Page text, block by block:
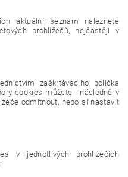
aktuální seznam naleznete
prohlížečů, nejčastěji v
zaškrtávacího políčka
cookies můžete i následně v
odmítnout, nebo si nastavit
v jednotlivých prohlížečích